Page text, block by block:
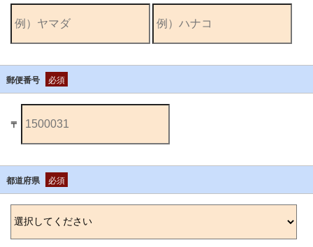
郵便番号 必須
〒
都道府県 必須